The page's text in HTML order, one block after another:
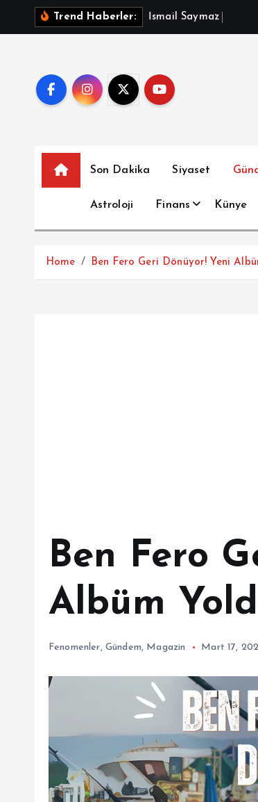
Trend Haberler: sma i Say maz
Son Dakika Siyaset
Astroloji Finans Künye
Home Ben Fero Geri Dönüyor! Yeni
Ben Fero
Albüm
Fenomenler, Gündem, Magazin Mart 17,